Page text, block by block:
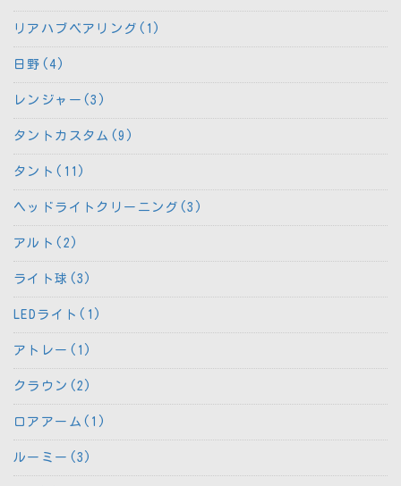
リアハブベアリング(1)
日野(4)
レンジャー(3)
タントカスタム(9)
タント(11)
ヘッドライトクリーニング(3)
アルト(2)
ライト球(3)
LEDライト(1)
アトレー(1)
クラウン(2)
ロアアーム(1)
ルーミー(3)